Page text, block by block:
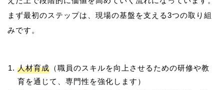
まず最初のステップは、現場の基盤を支える3つの取り組
人材育成 （職員のスキルを向上させるための研修や教
育を通じて、専門性を強化します）